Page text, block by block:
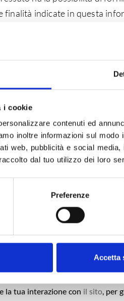
i cookie
contenuti ed
inoltre informazioni sul
web, pubblicità e social
dal tuo utilizzo dei loro
Preferenze
Accetta
indicate in questa
dati personali è volontaria;
attuazione delle tue
forniti direttamente da te (ad
da terze parti come
diretto alla cessione.
previsto dal GDPR 2016/
la corretta navigazione, per
la tua interazione con il sito, per